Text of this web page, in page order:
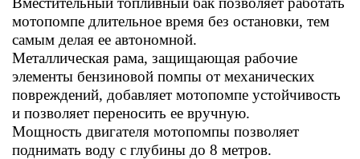
мотопомпе длительное время без остановки, тем
самым делая ее автономной.
Металлическая рама, защищающая рабочие
элементы бензиновой помпы от механических
повреждений, добавляет мотопомпе устойчивость
и позволяет переносить ее вручную.
Мощность двигателя мотопомпы позволяет
поднимать воду с глубины до 8 метров.